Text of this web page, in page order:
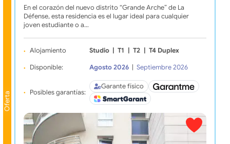
Oferta
En el corazón del nuevo distrito “Grande Arche” de La
Défense, esta residencia es el lugar ideal para cualquier
joven estudiante o a…
Alojamiento Studio T1 T2 T4 Duplex
Disponible: Agosto 2026 Septiembre 2026
Posibles garantías:
Garante físico